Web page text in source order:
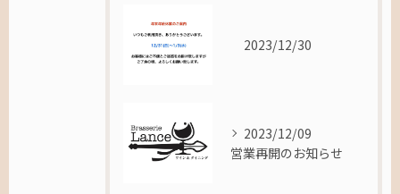
2023/12/30
2023/12/09
営業再開のお知らせ